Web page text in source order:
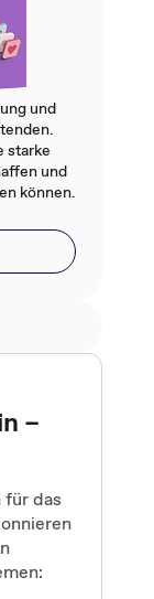
und
starke
und
können.
–
für das